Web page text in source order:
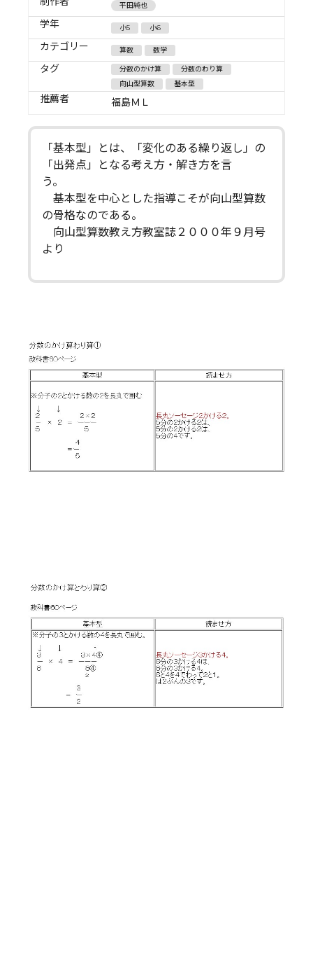
平田純也
学年 小5 小6
カテゴリー 算数 数学
タグ 分数のかけ算
分数のわり算
向山型算数
基本型
推薦者 福島ＭＬ
「基本型」とは、「変化のある繰り返し」の
「出発点」となる考え方・解き方を言
う。
基本型を中心とした指導こそが向山型算数
の骨格なのである。
向山型算数教え方教室誌２０００年９月号
より